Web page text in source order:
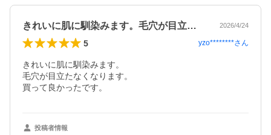
きれいに肌に馴染みます。毛穴が目立たな… 2026/4/24
5 yzo********さん
きれいに肌に馴染みます。
毛穴が目立たなくなります。
投稿者情報